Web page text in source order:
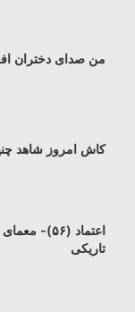
من صدای دختران
کاش امروز شاهد
اعتماد
تاریکی